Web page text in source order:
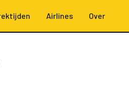
Airlines Over